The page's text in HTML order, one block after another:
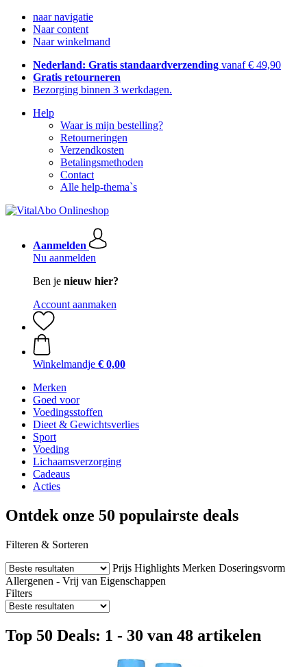
naar navigatie
Naar content
Naar winkelmand
Nederland: Gratis standaardverzending vanaf € 49,90
Gratis retourneren
Bezorging binnen 3 werkdagen.
Help
Waar is mijn bestelling?
Retourneringen
Verzendkosten
Betalingsmethoden
Contact
Alle help-thema`s
Aanmelden
Nu aanmelden
Ben je nieuw hier?
Account aanmaken
Winkelmandje € 0,00
Merken
Goed voor
Voedingsstoffen
Dieet & Gewichtsverlies
Sport
Voeding
Lichaamsverzorging
Cadeaus
Acties
Ontdek onze 50 populairste deals
Filteren & Sorteren
Prijs Highlights Merken Doseringsvorm
Allergenen - Vrij van Eigenschappen
Filters
Top 50 Deals: 1 - 30 van 48 artikelen